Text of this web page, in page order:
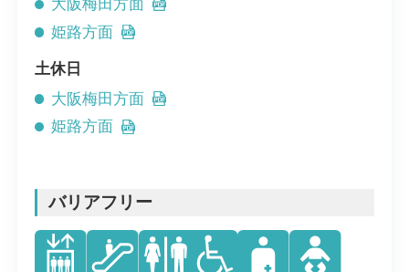
大阪梅田方面
姫路方面
土休日
大阪梅田方面
姫路方面
バリアフリー